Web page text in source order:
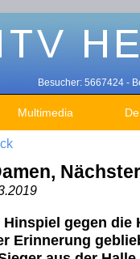
Besucher: 5667424 -
Multimedia
Hinspiel gegen die
Erinnerung